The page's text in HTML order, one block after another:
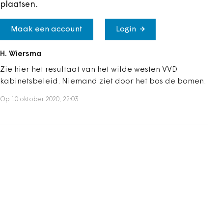
plaatsen.
Maak een account Login
H. Wiersma
Zie hier het resultaat van het wilde westen VVD-
kabinetsbeleid. Niemand ziet door het bos de bomen.
Op 10 oktober 2020, 22:03